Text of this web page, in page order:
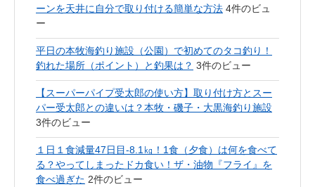
ーンを天井に自分で取り付ける簡単な方法 4件のビュ
ー
平日の本牧海釣り施設（公園）で初めてのタコ釣り！
釣れた場所（ポイント）と釣果は？ 3件のビュー
【スーパーパイプ受太郎の使い方】取り付け方とスー
パー受太郎との違いは？本牧・磯子・大黒海釣り施設
3件のビュー
１日１食減量47日目-8.1㎏！1食（夕食）は何を食べて
る？やってしまったドカ食い！ザ・油物『フライ』を
食べ過ぎた 2件のビュー